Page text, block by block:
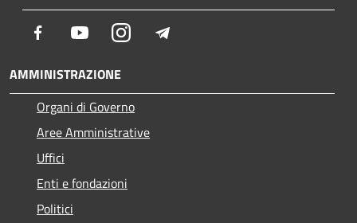
Facebook YoutubeInstagram
AMMINISTRAZIONE
Organi di Governo
Aree Amministrative
Uffici
Enti e fondazioni
Politici